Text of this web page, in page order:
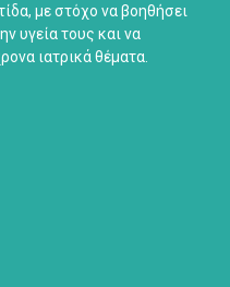
με στόχο να βοηθήσει
υγεία τους και να
ιατρικά θέματα.